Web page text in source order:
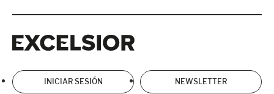
INICIAR SESIÓN NEWSLETTER